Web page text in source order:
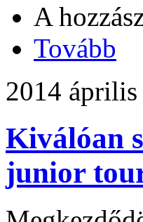
A
Tovább
2014 április
Kiválóan
junior